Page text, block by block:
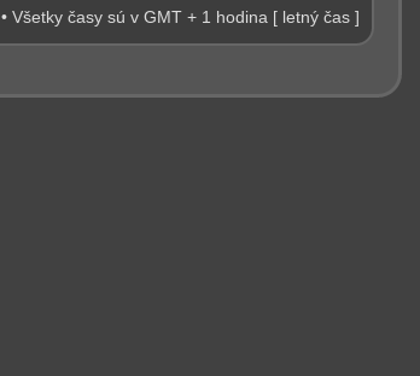
• Všetky časy sú v GMT + 1 hodina [ letný čas ]